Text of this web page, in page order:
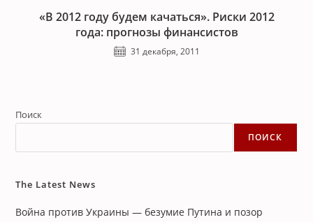
«В 2012 году будем качаться». Риски 2012
года: прогнозы финансистов
31 декабря, 2011
Поиск
ПОИСК
The Latest News
Война против Украины — безумие Путина и позор